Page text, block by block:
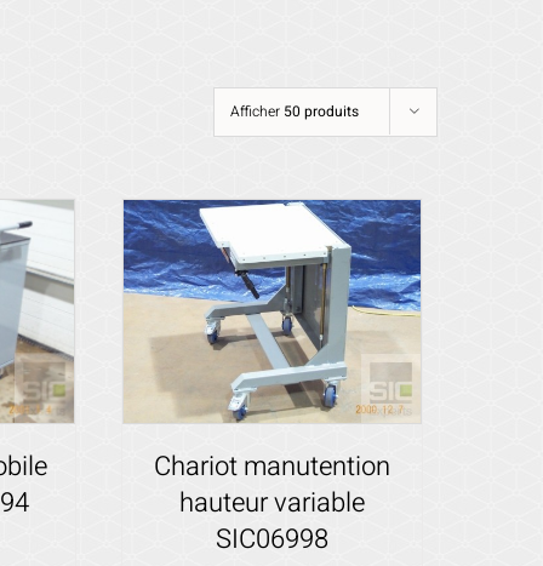
Afficher 50 produits
Chariot manutention
hauteur variable
SIC06998